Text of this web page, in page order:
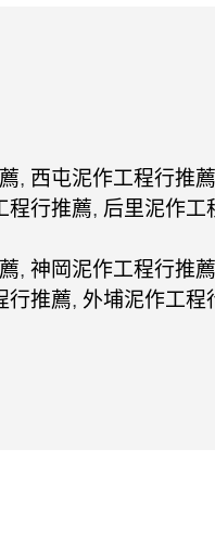
, 西屯泥作工程行推薦
程行推薦, 后里泥作工
, 神岡泥作工程行推薦
行推薦, 外埔泥作工程